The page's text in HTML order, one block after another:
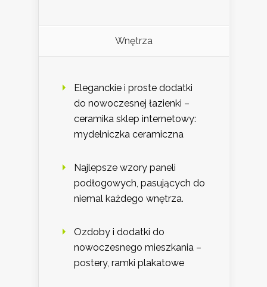
Wnętrza
Eleganckie i proste dodatki
do nowoczesnej łazienki –
ceramika sklep internetowy:
mydelniczka ceramiczna
Najlepsze wzory paneli
podłogowych, pasujących do
niemal każdego wnętrza.
Ozdoby i dodatki do
nowoczesnego mieszkania –
postery, ramki plakatowe